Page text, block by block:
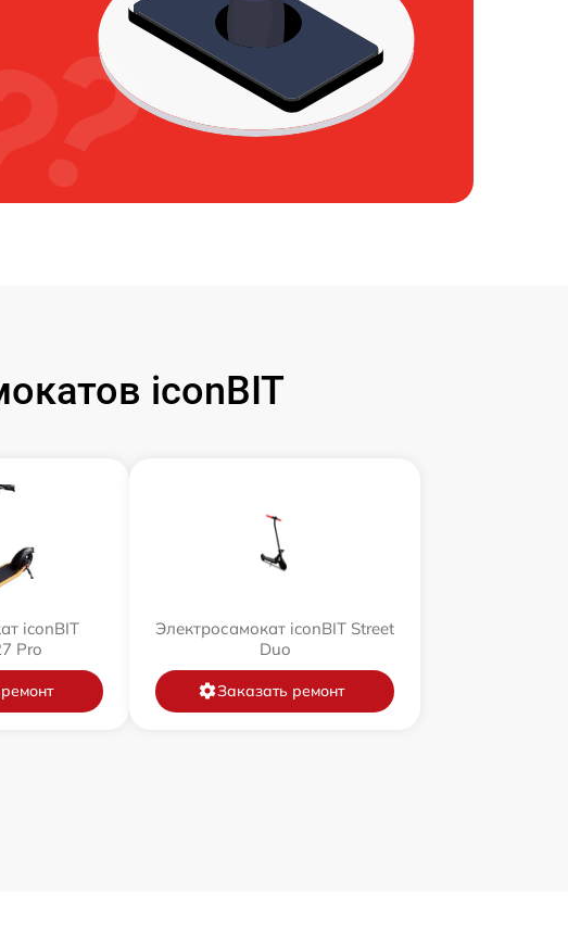
iconBIT
iconBIT
Pro
Электросамокат iconBIT Street
Duo
Заказать ремонт